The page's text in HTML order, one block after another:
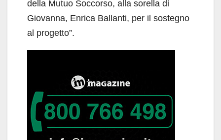
della Mutuo Soccorso, alla sorella di
Giovanna, Enrica Ballanti, per il sostegno
al progetto”.